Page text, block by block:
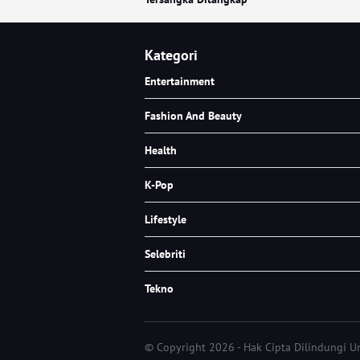
Kategori
Entertainment
Fashion And Beauty
Health
K-Pop
Lifestyle
Selebriti
Tekno
© Copyright 2026 - Hak Cipta Dilindungi